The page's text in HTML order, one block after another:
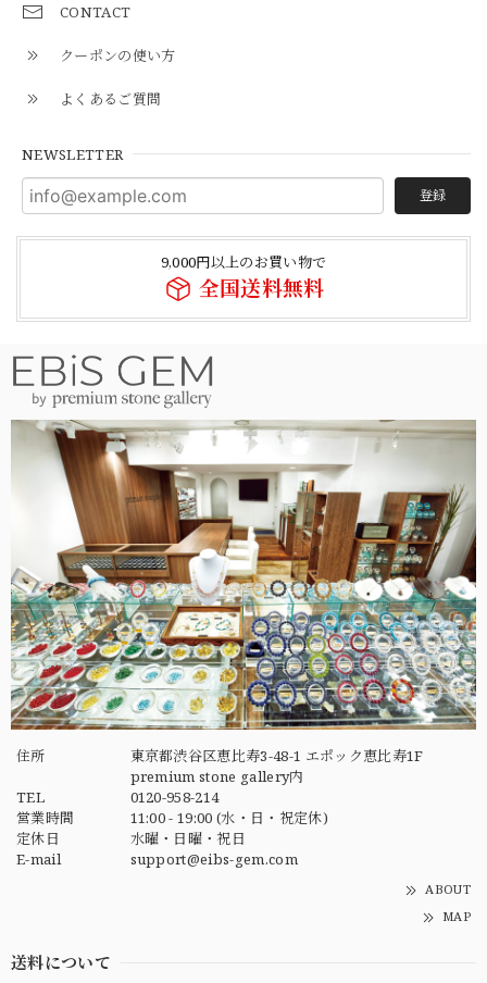
CONTACT
クーポンの使い方
よくあるご質問
NEWSLETTER
登録
9,000円以上のお買い物で
全国送料無料
住所
東京都渋谷区恵比寿3-48-1 エポック恵比寿1F
premium stone gallery内
TEL
0120-958-214
営業時間
11:00 - 19:00 (水・日・祝定休)
定休日
水曜・日曜・祝日
E-mail
support@eibs-gem.com
ABOUT
MAP
送料について